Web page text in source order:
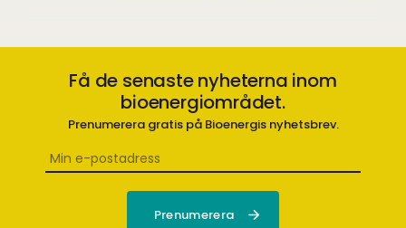
Få de senaste nyheterna inom
bioenergiområdet.
Prenumerera gratis på Bioenergis nyhetsbrev.